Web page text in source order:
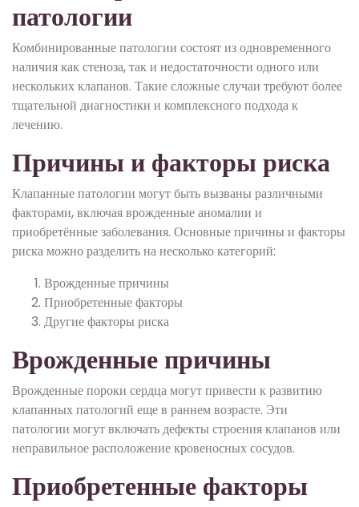
патологии
Комбинированные патологии состоят из одновременного
наличия как стеноза, так и недостаточности одного или
нескольких клапанов. Такие сложные случаи требуют более
тщательной диагностики и комплексного подхода к
лечению.
Причины и факторы риска
Клапанные патологии могут быть вызваны различными
факторами, включая врожденные аномалии и
приобретённые заболевания. Основные причины и факторы
риска можно разделить на несколько категорий:
Врожденные причины
Приобретенные факторы
Другие факторы риска
Врожденные причины
Врожденные пороки сердца могут привести к развитию
клапанных патологий еще в раннем возрасте. Эти
патологии могут включать дефекты строения клапанов или
неправильное расположение кровеносных сосудов.
Приобретенные факторы